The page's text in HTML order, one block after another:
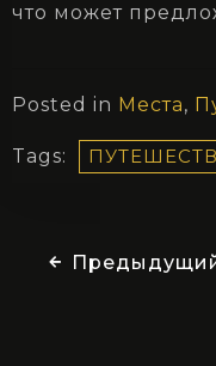
что может
Posted in Места,
Tags: